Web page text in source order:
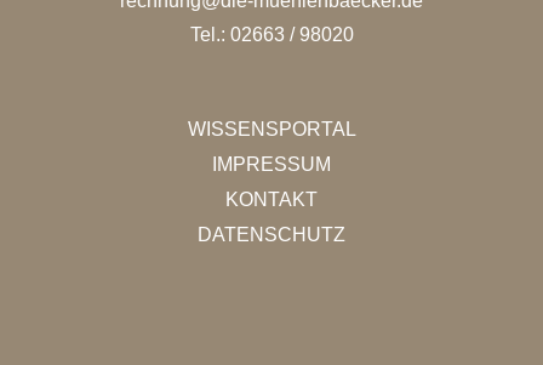
Tel.: 02663 / 98020
WISSENSPORTAL
IMPRESSUM
KONTAKT
DATENSCHUTZ